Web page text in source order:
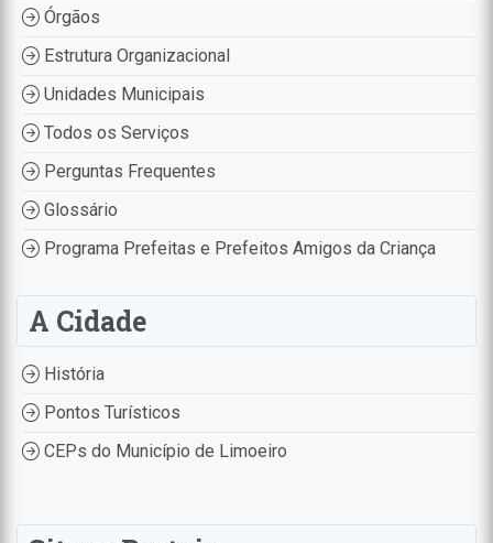
Órgãos
Estrutura Organizacional
Unidades Municipais
Todos os Serviços
Perguntas Frequentes
Glossário
Programa Prefeitas e Prefeitos Amigos da Criança
A Cidade
História
Pontos Turísticos
CEPs do Município de Limoeiro